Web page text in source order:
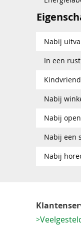
Nabij
In een
Nabij
Nabij
Nabij een
Nabij